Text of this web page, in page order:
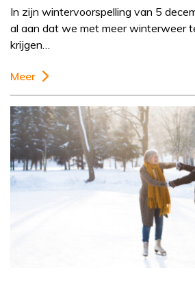
In zijn wintervoorspelling van 5
al aan dat we met meer winterweer
krijgen…
Meer